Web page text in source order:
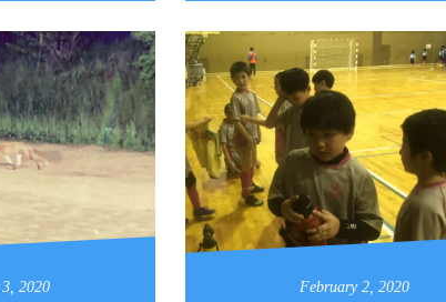
3 ,2020 February 2, 2020